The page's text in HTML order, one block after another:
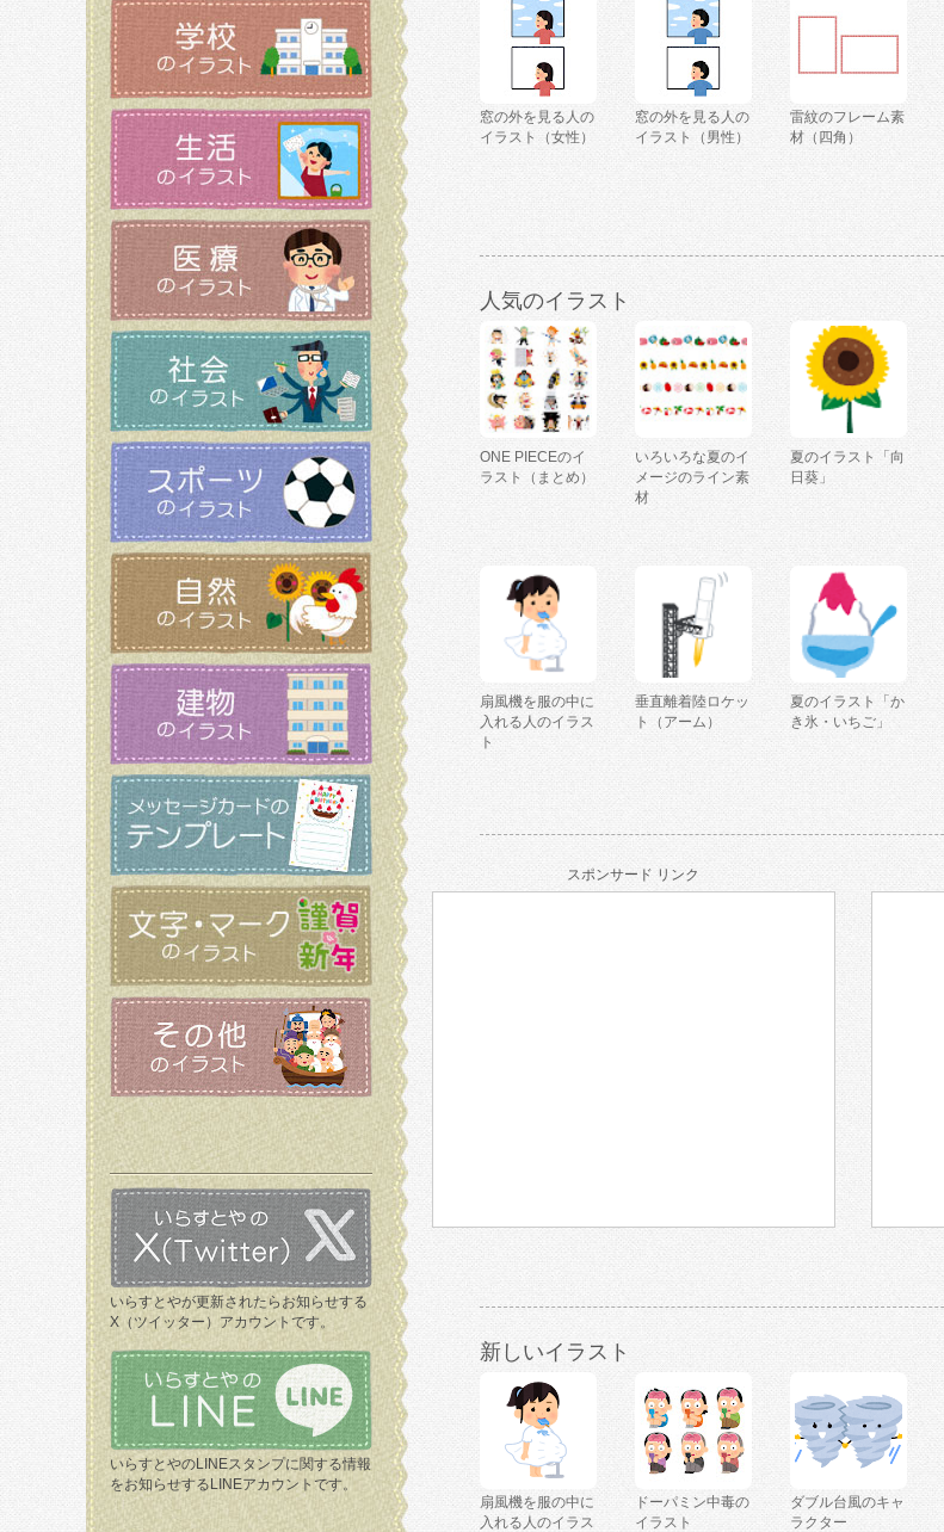
いらすとやが更新されたらお知らせする
X（ツイッター）アカウントです。
いらすとやのLINEスタンプに関する情報
をお知らせするLINEアカウントです。
窓の外を見る人の
イラスト（女性）
窓の外を見る人の
イラスト（男性）
雷紋のフレーム素
材（四角）
人気のイラスト
ONE PIECEのイ
ラスト（まとめ）
いろいろな夏のイ
メージのライン素
材
夏のイラスト「向
日葵」
扇風機を服の中に
入れる人のイラス
ト
垂直離着陸ロケッ
ト（アーム）
夏のイラスト「か
き氷・いちご」
スポンサード リンク
新しいイラスト
扇風機を服の中に
入れる人のイラス
ドーパミン中毒の
イラスト
ダブル台風のキャ
ラクター